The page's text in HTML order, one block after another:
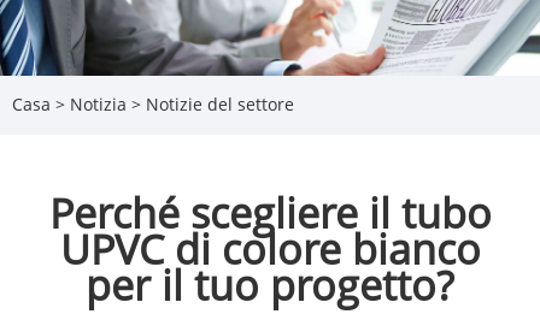
Casa > Notizia > Notizie del settore
Perché scegliere il tubo
UPVC di colore bianco
per il tuo progetto?